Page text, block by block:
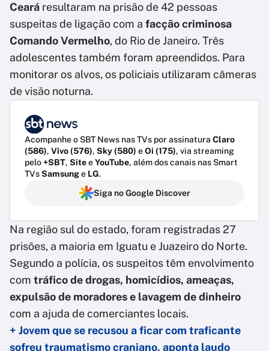
Ceará resultaram na prisão de 42 pessoas
suspeitas de ligação com a facção criminosa
Comando Vermelho, do Rio de Janeiro. Três
adolescentes também foram apreendidos. Para
monitorar os alvos, os policiais utilizaram câmeras
de visão noturna.
Acompanhe o SBT News nas TVs por assinatura Claro
(586), Vivo (576), Sky (580) eOi (175), via streaming
pelo+SBT, SiteeYouTube, além dos canais nas Smart
TVsSamsunge LG.
Siga no Google Discover
Na região sul do estado, foram registradas 27
prisões, a maioria em Iguatu e Juazeiro do Norte.
Segundo a polícia, os suspeitos têm envolvimento
com tráfico de drogas, homicídios, ameaças,
expulsão de moradores e lavagem de dinheiro
com a ajuda de comerciantes locais.
+ Jovem que se recusou a ficar com traficante
sofreu traumatismo craniano, aponta laudo